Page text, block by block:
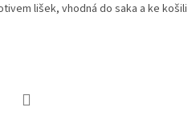
lišek, vhodná do saka a ke košili